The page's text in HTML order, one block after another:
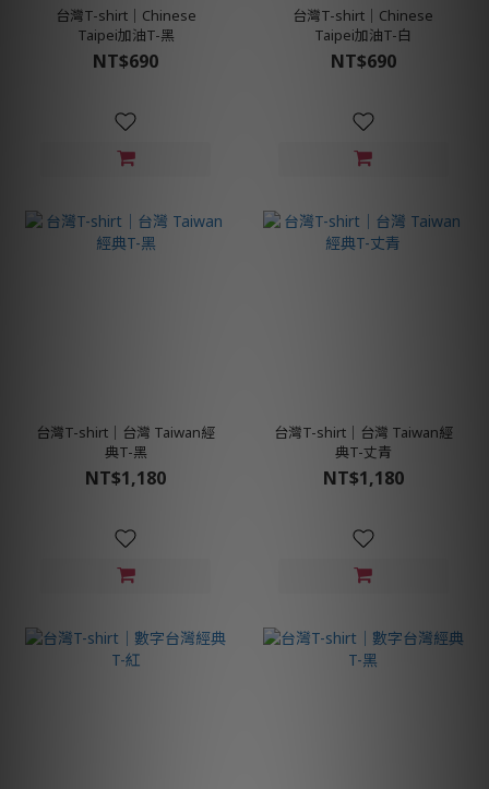
台灣T-shirt│Chinese
Taipei加油T-黑
NT$690
台灣T-shirt│Chinese
Taipei加油T-白
NT$690
台灣T-shirt│台灣 Taiwan經
典T-黑
NT$1,180
台灣T-shirt│台灣 Taiwan經
典T-丈青
NT$1,180